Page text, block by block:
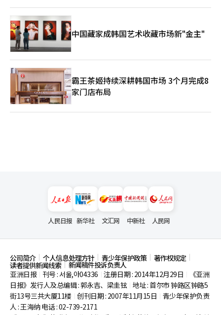
中国藏家成韩国艺术收藏市场新"金主"
霸王茶姬持续深耕韩国市场 3个月完成8
家门店布局
人民日报 新华社 文汇网 中新社 人民网
公司简介 个人信息处理方针 青少年保护政策 著作权规定
读者提供新闻线索
新闻稿件投诉负责人
亚洲日报
刊号 : 서울,아04336 注册日期 : 2014年12月29日
《亚洲
日报》发行人及总编辑 : 郭永吉、梁圭铉 地址 : 首尔市钟路区钟路5
街13号三共大厦11楼 创刊日期 : 2007年11月15日
青少年保护负责
人 : 王海纳 电话 : 02-739-2171